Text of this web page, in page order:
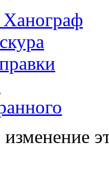
Ханограф
изменение